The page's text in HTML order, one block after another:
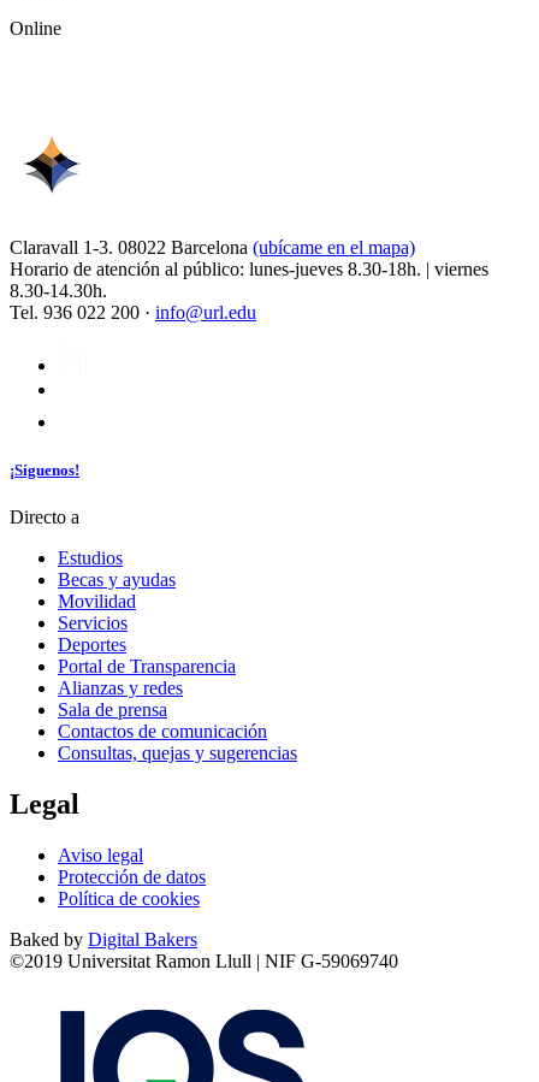
Online
Claravall 1-3. 08022 Barcelona (ubícame en el mapa)
Horario de atención al público: lunes-jueves 8.30-18h. | viernes
8.30-14.30h.
Tel. 936 022 200 · info@url.edu
¡Síguenos!
Directo a
Estudios
Becas y ayudas
Movilidad
Servicios
Deportes
Portal de Transparencia
Alianzas y redes
Sala de prensa
Contactos de comunicación
Consultas, quejas y sugerencias
Legal
Aviso legal
Protección de datos
Política de cookies
Baked by Digital Bakers
©2019 Universitat Ramon Llull | NIF G-59069740